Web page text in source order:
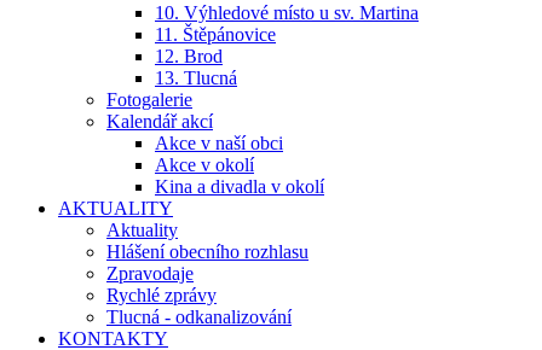
10. Výhledové místo u sv. Martina
11. Štěpánovice
12. Brod
13. Tlucná
Fotogalerie
Kalendář akcí
Akce v naší obci
Akce v okolí
Kina a divadla v okolí
AKTUALITY
Aktuality
Hlášení obecního rozhlasu
Zpravodaje
Rychlé zprávy
Tlucná - odkanalizování
KONTAKTY